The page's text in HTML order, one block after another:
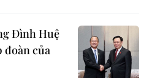
Đình Huệ
đoàn của